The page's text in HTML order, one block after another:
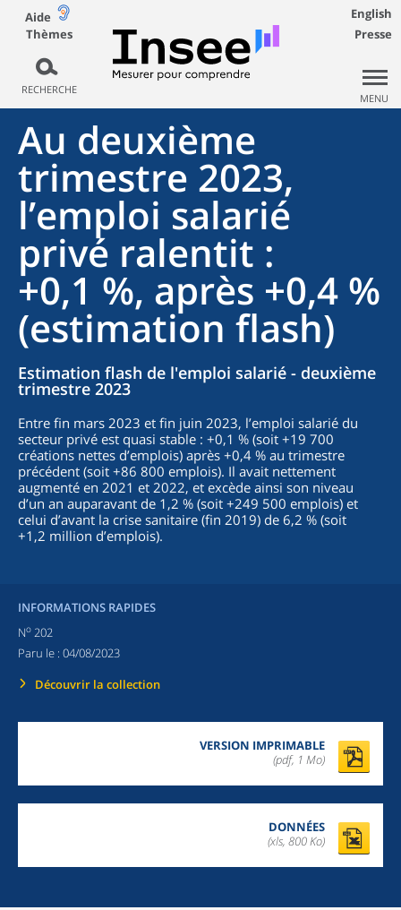
Aide
Thèmes
RECHERCHE
English
Presse
MENU
Au deuxième
trimestre 2023,
l’emploi salarié
privé ralentit :
+0,1 %, après +0,4 %
(estimation flash)
Estimation flash de l'emploi salarié - deuxième
trimestre 2023
Entre fin mars 2023 et fin juin 2023, l’emploi salarié du
secteur privé est quasi stable : +0,1 % (soit +19 700
créations nettes d’emplois) après +0,4 % au trimestre
précédent (soit +86 800 emplois). Il avait nettement
augmenté en 2021 et 2022, et excède ainsi son niveau
d’un an auparavant de 1,2 % (soit +249 500 emplois) et
celui d’avant la crise sanitaire (fin 2019) de 6,2 % (soit
+1,2 million d’emplois).
INFORMATIONS RAPIDES
No 202
Paru le : 04/08/2023
Découvrir la collection
VERSION IMPRIMABLE
(pdf, 1 Mo)
DONNÉES
(xls, 800 Ko)